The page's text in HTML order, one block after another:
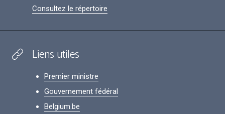
Consultez le répertoire
Liens utiles
Premier ministre
Gouvernement fédéral
Belgium.be